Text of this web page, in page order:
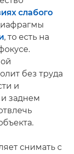
слабого
, то есть на
без труда
и
заднем
снимать с